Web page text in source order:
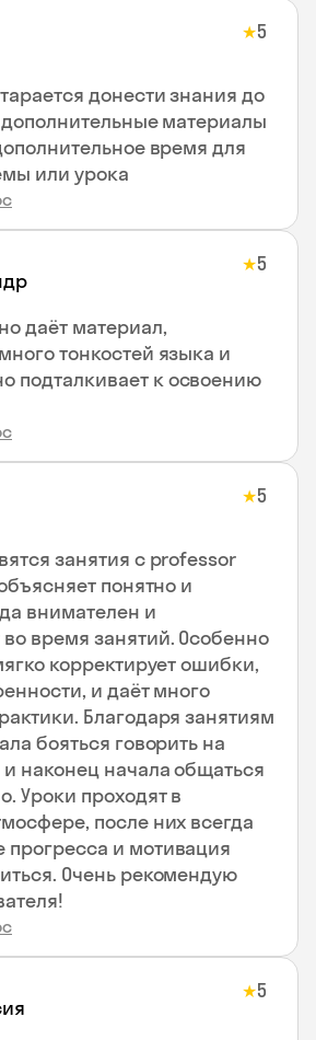
★5
донести знания до
дополнительные материалы
время для
или урока
★5
даёт материал,
тонкостей языка и
подталкивает к освоению
★5
занятия с professor
понятно и
внимателен и
время занятий. Особенно
корректирует ошибки,
и даёт много
Благодаря занятиям
бояться говорить на
и наконец начала общаться
Уроки проходят в
после них всегда
и мотивация
Очень рекомендую
★5